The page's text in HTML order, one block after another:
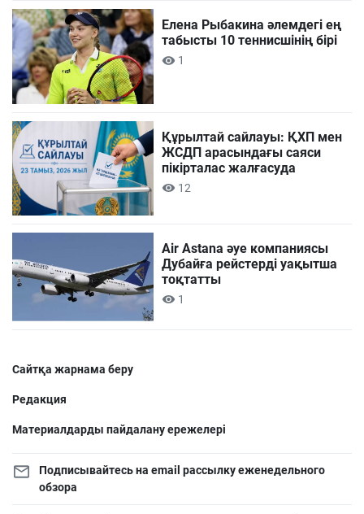
Елена Рыбакина әлемдегі ең
табысты 10 теннисшінің бірі
1
Құрылтай сайлауы: ҚХП мен
ЖСДП арасындағы саяси
пікірталас жалғасуда
12
Air Astana әуе компаниясы
Дубайға рейстерді уақытша
тоқтатты
1
Сайтқа жарнама беру
Редакция
Материалдарды пайдалану ережелері
Подписывайтесь на email рассылку еженедельного
обзора